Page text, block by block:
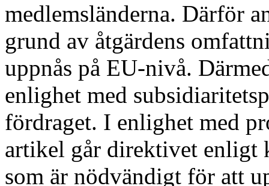
medlemsländerna. Därför
grund av åtgärdens
uppnås på EU-nivå.
enlighet med
fördraget. I enlighet med
artikel går direktivet enligt
som är nödvändigt för att